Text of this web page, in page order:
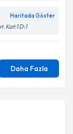
Haritada Göster
Kat:1 D:1
Daha Fazla